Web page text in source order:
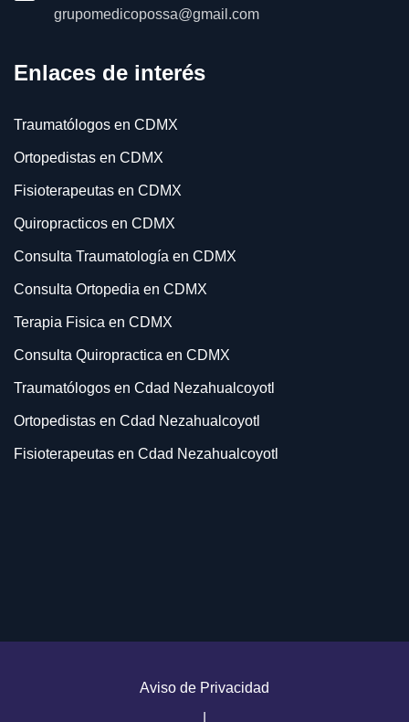
grupomedicopossa@gmail.com
Enlaces de interés
Traumatólogos en CDMX
Ortopedistas en CDMX
Fisioterapeutas en CDMX
Quiropracticos en CDMX
Consulta Traumatología en CDMX
Consulta Ortopedia en CDMX
Terapia Fisica en CDMX
Consulta Quiropractica en CDMX
Traumatólogos en Cdad Nezahualcoyotl
Ortopedistas en Cdad Nezahualcoyotl
Fisioterapeutas en Cdad Nezahualcoyotl
Doctores Traumatólogos en Cdad Nezahualcoyotl
Doctores Ortopedistas en Cdad Nezahualcoyotl
Aviso de Privacidad